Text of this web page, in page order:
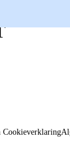
Cookieverklaring